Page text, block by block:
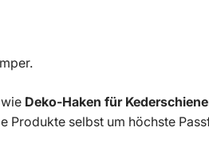
Deko-Haken für
Produkte selbst um höchste